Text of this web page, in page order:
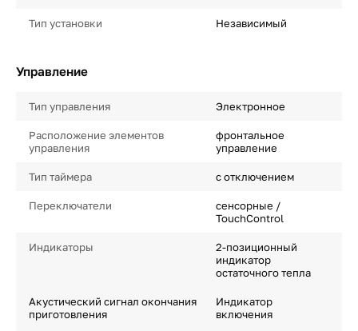
Тип установки Независимый
Управление
Тип управления Электронное
Расположение элементов
управления
фронтальное
управление
Тип таймера с отключением
Переключатели
сенсорные /
TouchControl
Индикаторы
2-позиционный
индикатор
остаточного тепла
Акустический сигнал окончания
приготовления
Индикатор
включения